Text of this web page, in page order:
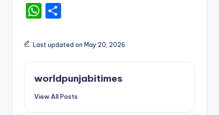
W
a
ts
A
p
ar
e
Last updated on May 20, 2026
worldpunjabitimes
View All Posts